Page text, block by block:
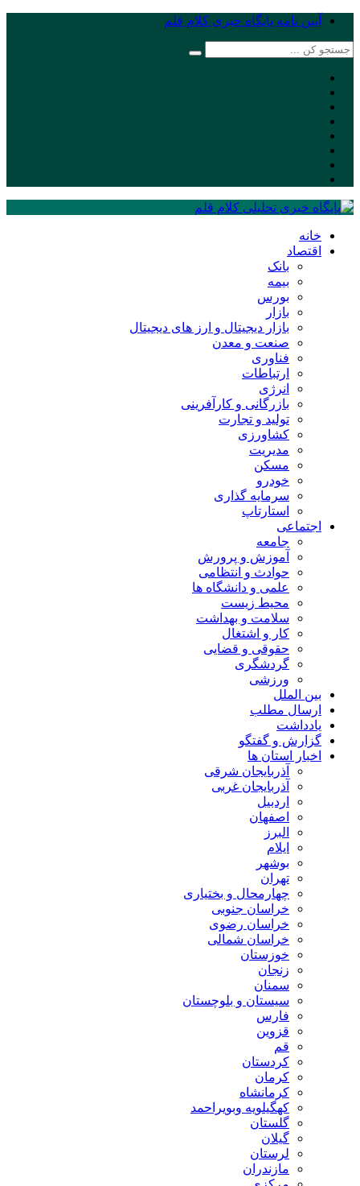
آیین نامه پایگاه خبری کلام قلم
خانه
اقتصاد
بانک
بیمه
بورس
بازار
بازار دیجیتال و ارز های دیجیتال
صنعت و معدن
فناوری
ارتباطات
انرژی
بازرگانی و کارآفرینی
تولید و تجارت
کشاورزی
مدیریت
مسکن
خودرو
سرمایه گذاری
استارتاپ
اجتماعی
جامعه
آموزش و پرورش
حوادث و انتظامی
علمی و دانشگاه ها
محیط زیست
سلامت و بهداشت
کار و اشتغال
حقوقی و قضایی
گردشگری
ورزشی
بین الملل
ارسال مطلب
یادداشت
گزارش و گفتگو
اخبار استان ها
آذربایجان شرقی
آذربایجان غربی
اردبیل
اصفهان
البرز
ایلام
بوشهر
تهران
چهارمحال و بختیاری
خراسان جنوبی
خراسان رضوی
خراسان شمالی
خوزستان
زنجان
سمنان
سیستان و بلوچستان
فارس
قزوین
قم
کردستان
کرمان
کرمانشاه
کهگیلویه وبویراحمد
گلستان
گیلان
لرستان
مازندران